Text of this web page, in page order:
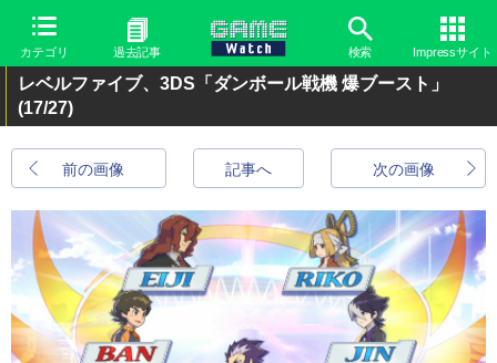
カテゴリ 過去記事 検索 Impressサイト
レベルファイブ、3DS「ダンボール戦機 爆ブースト」
(17/27)
前の画像 次の画像
記事へ